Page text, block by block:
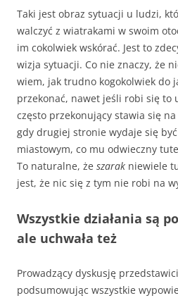
Taki jest obraz sytuacji u ludzi,
walczyć z wiatrakami w swoim
im cokolwiek wskórać. Jest to
wizja sytuacji. Co nie znaczy, że
wiem, jak trudno kogokolwiek do
przekonać, nawet jeśli robi się to
często przekonujący stawia się
gdy drugiej stronie wydaje się
miastowym, co mu odwieczny
To naturalne, że szarak niewiele
jest, że nic się z tym nie robi na
Wszystkie działania są
ale uchwała też
Prowadzący dyskusję
podsumowując wszystkie